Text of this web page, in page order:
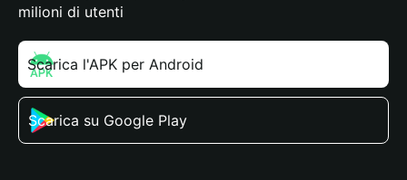
milioni di utenti
Scarica l'APK per Android
Scarica su Google Play